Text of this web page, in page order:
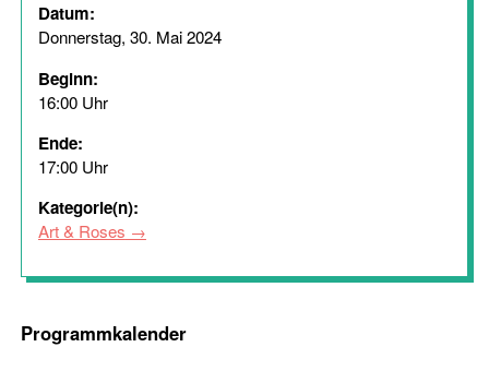
Datum:
Donnerstag, 30. Mai 2024
Beginn:
16:00 Uhr
Ende:
17:00 Uhr
Kategorie(n):
Art & Roses
Programmkalender